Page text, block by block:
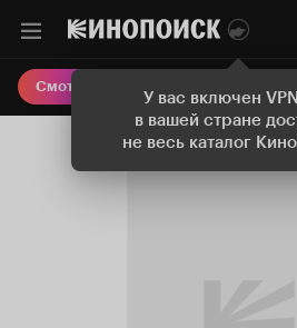
У вас включен
в вашей стране
не весь каталог
Смотреть кино Онлайн-